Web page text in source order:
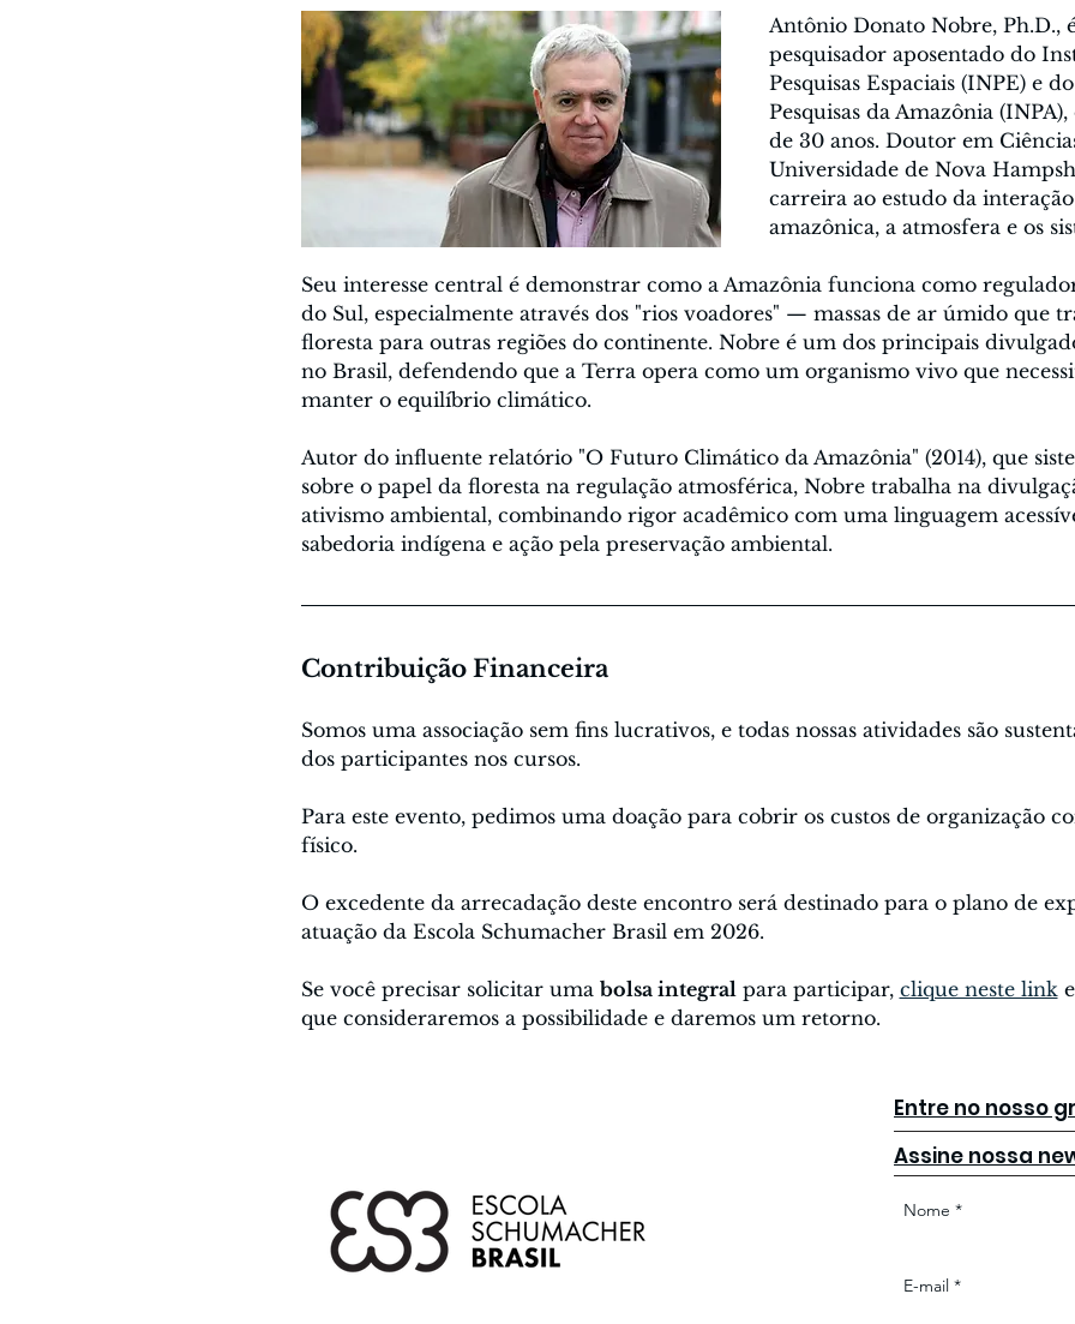
Antônio Donato Nobre, Ph.D.,
pesquisador aposentado do
Pesquisas Espaciais (INPE) e
Pesquisas da Amazônia
de 30 anos. Doutor em
Universidade de Nova
carreira ao estudo da
amazônica, a atmosfera e os
Seu interesse central é demonstrar como a Amazônia funciona como
do Sul, especialmente através dos "rios voadores" — massas de ar úmido que
floresta para outras regiões do continente. Nobre é um dos principais
no Brasil, defendendo que a Terra opera como um organismo vivo que
manter o equilíbrio climático.
Autor do influente relatório "O Futuro Climático da Amazônia" (2014), que
sobre o papel da floresta na regulação atmosférica, Nobre trabalha na
ativismo ambiental, combinando rigor acadêmico com uma linguagem
sabedoria indígena e ação pela preservação ambiental.
Contribuição Financeira
Somos uma associação sem fins lucrativos, e todas nossas atividades são
dos participantes nos cursos.
Para este evento, pedimos uma doação para cobrir os custos de organização
físico.
O excedente da arrecadação deste encontro será destinado para o plano de
atuação da Escola Schumacher Brasil em 2026.
Se você precisar solicitar uma bolsa integral para participar, clique neste link
que consideraremos a possibilidade e daremos um retorno.
Entre no nosso
Assine nossa
Nome *
E-mail *